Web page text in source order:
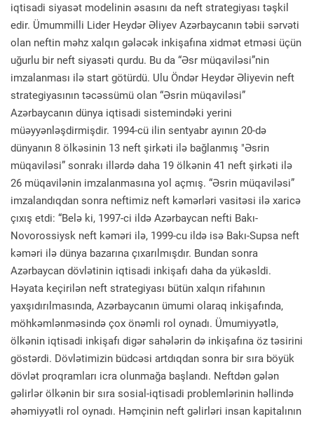
iqtisadi siyasət modelinin əsasını da neft strategiyası təşkil
edir. Ümummilli Lider Heydər Əliyev Azərbaycanın təbii sərvəti
olan neftin məhz xalqın gələcək inkişafına xidmət etməsi üçün
uğurlu bir neft siyasəti qurdu. Bu da “Əsr müqaviləsi”nin
imzalanması ilə start götürdü. Ulu Öndər Heydər Əliyevin neft
strategiyasının təcəssümü olan “Əsrin müqaviləsi”
Azərbaycanın dünya iqtisadi sistemindəki yerini
müəyyənləşdirmişdir. 1994-cü ilin sentyabr ayının 20-də
dünyanın 8 ölkəsinin 13 neft şirkəti ilə bağlanmış "Əsrin
müqaviləsi” sonrakı illərdə daha 19 ölkənin 41 neft şirkəti ilə
26 müqavilənin imzalanmasına yol açmış. “Əsrin müqaviləsi”
imzalandıqdan sonra neftimiz neft kəmərləri vasitəsi ilə xaricə
çıxış etdi: “Belə ki, 1997-ci ildə Azərbaycan nefti Bakı-
Novorossiysk neft kəməri ilə, 1999-cu ildə isə Bakı-Supsa neft
kəməri ilə dünya bazarına çıxarılmışdır. Bundan sonra
Azərbaycan dövlətinin iqtisadi inkişafı daha da yükəsldi.
Həyata keçirilən neft strategiyası bütün xalqın rifahının
yaxşıdırılmasında, Azərbaycanın ümumi olaraq inkişafında,
möhkəmlənməsində çox önəmli rol oynadı. Ümumiyyətlə,
ölkənin iqtisadi inkişafı digər sahələrin də inkişafına öz təsirini
göstərdi. Dövlətimizin büdcəsi artdıqdan sonra bir sıra böyük
dövlət proqramları icra olunmağa başlandı. Neftdən gələn
gəlirlər ölkənin bir sıra sosial-iqtisadi problemlərinin həllində
əhəmiyyətli rol oynadı. Həmçinin neft gəlirləri insan kapitalının